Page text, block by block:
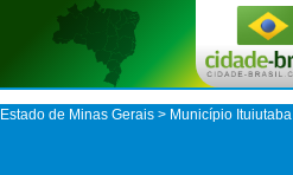
Estado de Minas Gerais > Município Ituiutaba